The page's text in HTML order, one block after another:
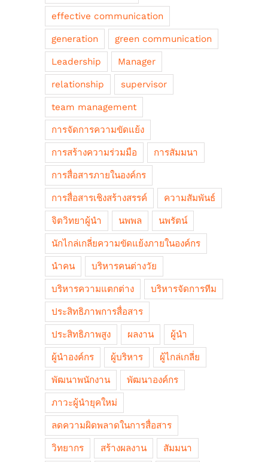
effective communication
generation green communication
Leadership Manager
relationship supervisor
team management
การจัดการความขัดแย้ง
การสร้างความร่วมมือ การสัมมนา
การสื่อสารภายในองค์กร
การสื่อสารเชิงสร้างสรรค์ ความสัมพันธ์
จิตวิทยาผู้นำ นพพล นพรัตน์
นักไกล่เกลี่ยความขัดแย้งภายในองค์กร
นำคน บริหารคนต่างวัย
บริหารความแตกต่าง บริหารจัดการทีม
ประสิทธิภาพการสื่อสาร
ประสิทธิภาพสูง ผลงาน ผู้นำ
ผู้นำองค์กร ผู้บริหาร ผู้ไกล่เกลี่ย
พัฒนาพนักงาน พัฒนาองค์กร
ภาวะผู้นำยุคใหม่
ลดความผิดพลาดในการสื่อสาร
วิทยากร สร้างผลงาน สัมมนา